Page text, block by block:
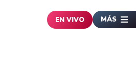
EN VIVO MÁS